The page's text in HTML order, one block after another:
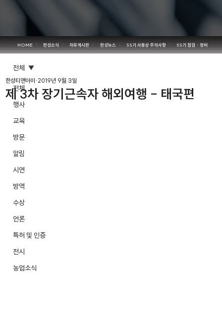
HOME 한성소식 자유게시판 한성뉴스 SS기 사용상 주의사항 SS기 점검・정비
전체
행사
교육
방문
알림
시연
방역
수상
언론
특허 및 인증
전시
농업소식
전체
제 3차 장기근속자 해외여행 - 태국편
한성티앤아이 2019년 9월 3일